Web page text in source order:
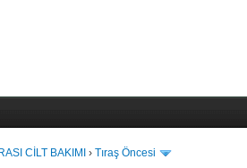
CİLT BAKIMI ›Tıraş Öncesi